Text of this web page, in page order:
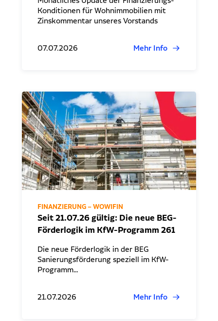
Konditionen für Wohnimmobilien mit
Zinskommentar unseres Vorstands
07.07.2026 Mehr Info
FINANZIERUNG – WOWIFIN
Seit 21.07.26 gültig: Die neue BEG-
Förderlogik im KfW-Programm 261
Die neue Förderlogik in der BEG
Sanierungsförderung speziell im KfW-
Programm…
21.07.2026 Mehr Info